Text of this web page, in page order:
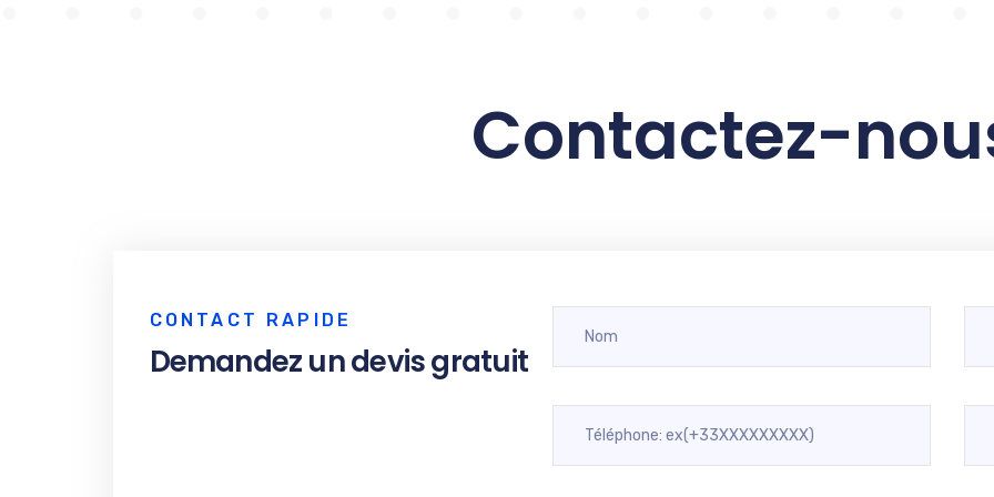
Contactez-
CONTACT RAPIDE
Demandez un devis gratuit